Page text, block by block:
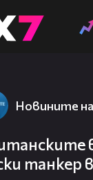
Новините
танкер